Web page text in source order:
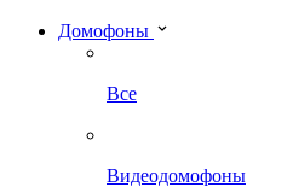
Домофоны
Все
Видеодомофоны